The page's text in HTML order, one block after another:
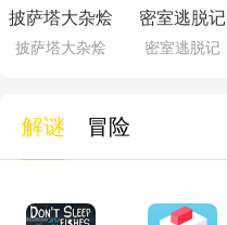
披萨塔大杂烩
披萨塔大杂烩
密室逃脱记
密室逃脱记
解谜 冒险